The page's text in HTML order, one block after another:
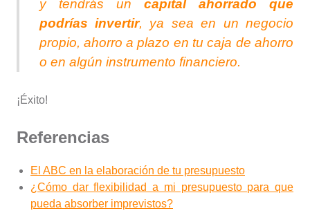
y tendrás un capital ahorrado que
podrías invertir, ya sea en un negocio
propio, ahorro a plazo en tu caja de ahorro
o en algún instrumento financiero.
¡Éxito!
Referencias
El ABC en la elaboración de tu presupuesto
¿Cómo dar flexibilidad a mi presupuesto para que
pueda absorber imprevistos?